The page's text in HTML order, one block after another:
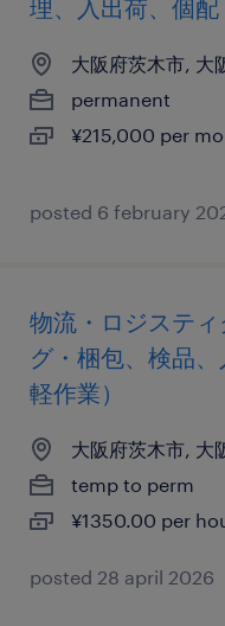
理、入出荷、個
大阪府茨木市, 大
permanent
¥215,000 per
posted 6 february
物流・ロジステ
グ・梱包、検品
軽作業）
大阪府茨木市, 大
temp to perm
¥1350.00 per
posted 28 april 2026